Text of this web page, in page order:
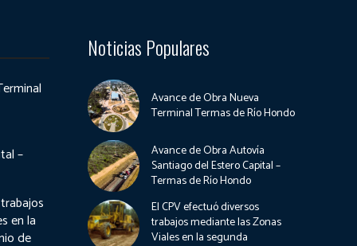
–
en la
de
Noticias Populares
Avance de Obra Nueva
Terminal Termas de Río Hondo
Avance de Obra Autovía
Santiago del Estero Capital –
Termas de Río Hondo
El CPV efectuó diversos
trabajos mediante las Zonas
Viales en la segunda